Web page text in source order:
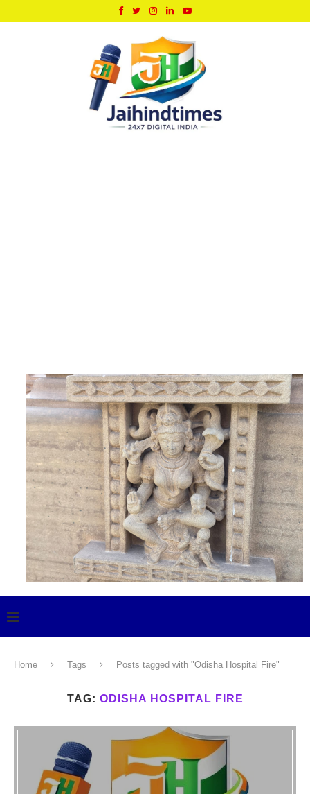
Home Tags Posts tagged with "Odisha Hospital Fire"
TAG: ODISHA HOSPITAL FIRE